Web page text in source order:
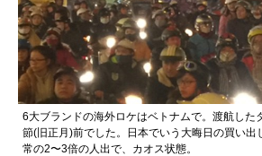
6大ブランドの海外ロケはベトナムで。渡航した
節(旧正月)前でした。日本でいう大晦日の買い出
常の2〜3倍の人出で、カオス状態。